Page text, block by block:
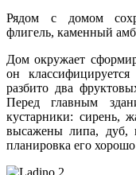
Рядом с домом
флигель, каменный
Дом окружает
он
разбито два
Перед главным
кустарники: сирень,
высажены липа, дуб,
планировка его